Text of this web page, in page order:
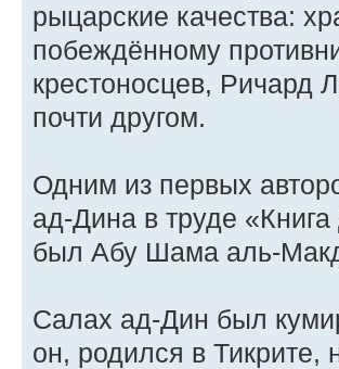
рыцарские качества:
побеждённому
крестоносцев, Ричард
почти другом.
Одним из первых
ад-Дина в труде
был Абу Шама аль-
Салах ад-Дин был
он, родился в